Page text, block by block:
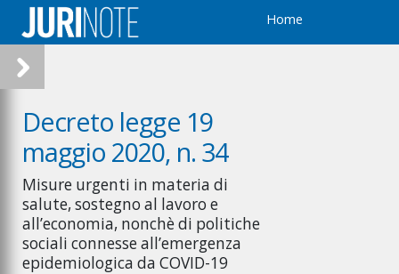
Home
Decreto legge 19
maggio 2020, n. 34
Misure urgenti in materia di
salute, sostegno al lavoro e
all’economia, nonchè di politiche
sociali connesse all’emergenza
epidemiologica da COVID-19